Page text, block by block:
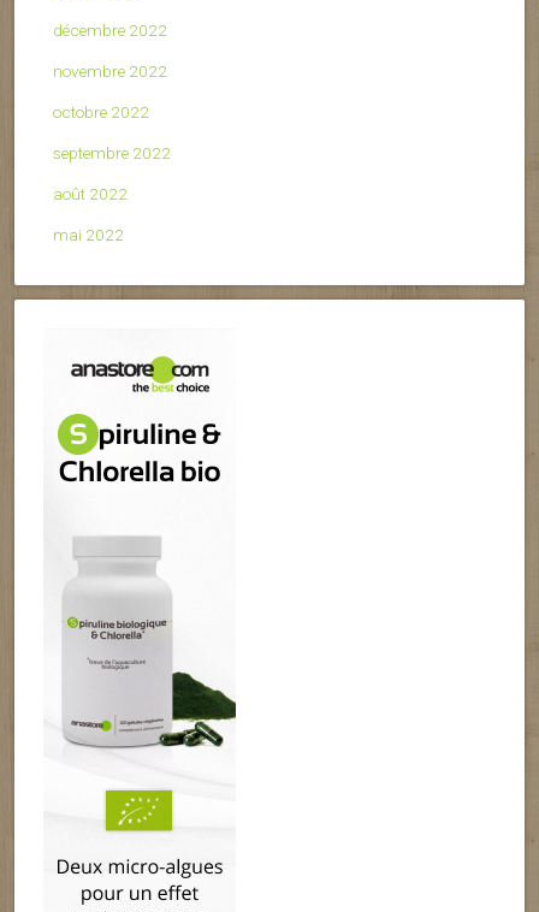
décembre 2022
novembre 2022
octobre 2022
septembre 2022
août 2022
mai 2022